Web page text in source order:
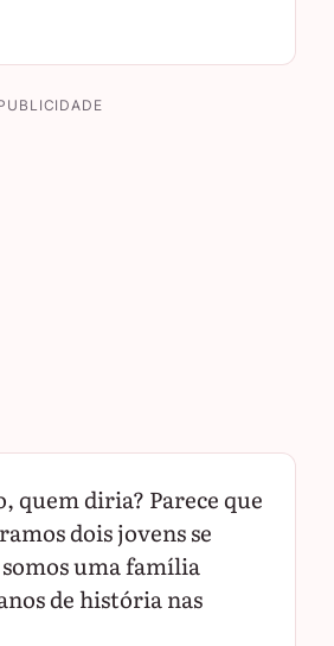
quem diria? Parece que
dois jovens se
uma família
de história nas